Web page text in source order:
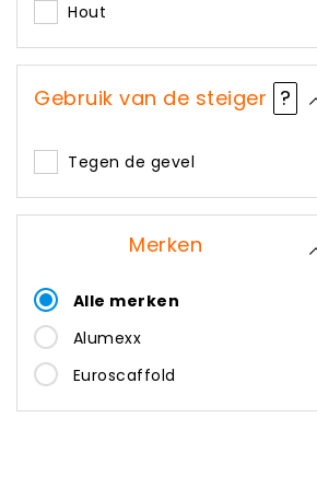
Hout
Gebruik van de steiger ?
Tegen de gevel
Merken
Alle merken
Alumexx
Euroscaffold